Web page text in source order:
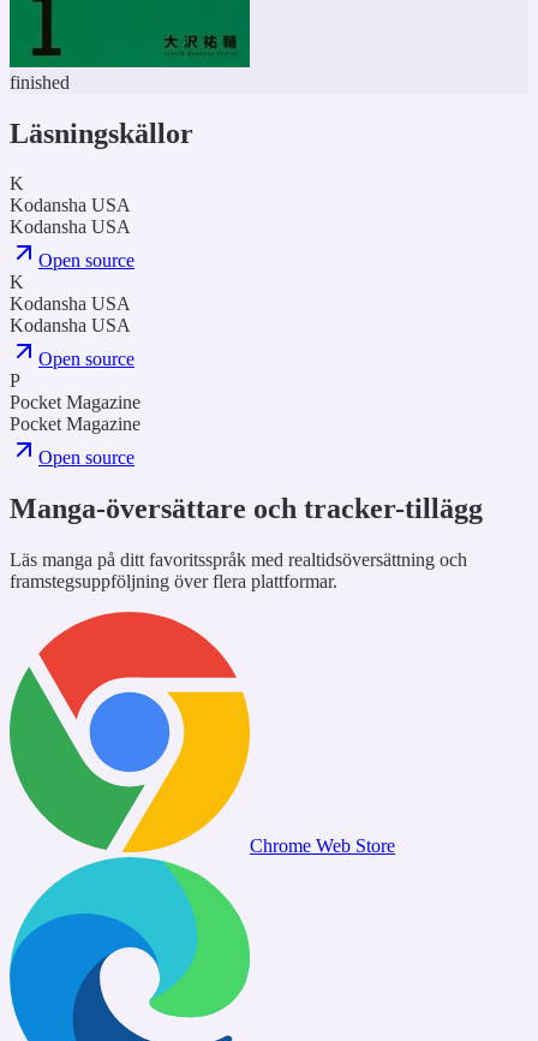
finished
Läsningskällor
K
Kodansha USA
Kodansha USA
Open source
K
Kodansha USA
Kodansha USA
Open source
P
Pocket Magazine
Pocket Magazine
Open source
Manga-översättare och tracker-tillägg
Läs manga på ditt favoritsspråk med realtidsöversättning och
framstegsuppföljning över flera plattformar.
Chrome Web Store